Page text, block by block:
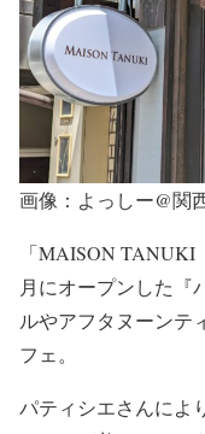
画像：よっしー@関
「MAISON
月にオープンした『
ルやアフタヌーンテ
フェ。
パティシエさんによ